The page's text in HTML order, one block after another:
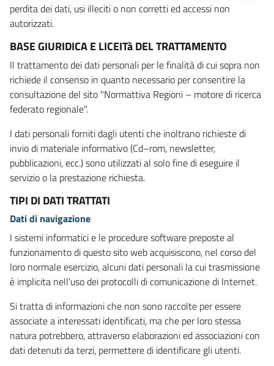
perdita dei dati, usi illeciti o non corretti ed accessi non
autorizzati.
BASE GIURIDICA E LICEITà DEL TRATTAMENTO
Il trattamento dei dati personali per le finalità di cui sopra non
richiede il consenso in quanto necessario per consentire la
consultazione del sito "Normattiva Regioni – motore di ricerca
federato regionale".
I dati personali forniti dagli utenti che inoltrano richieste di
invio di materiale informativo (Cd–rom, newsletter,
pubblicazioni, ecc.) sono utilizzati al solo fine di eseguire il
servizio o la prestazione richiesta.
TIPI DI DATI TRATTATI
Dati di navigazione
I sistemi informatici e le procedure software preposte al
funzionamento di questo sito web acquisiscono, nel corso del
loro normale esercizio, alcuni dati personali la cui trasmissione
è implicita nell’uso dei protocolli di comunicazione di Internet.
Si tratta di informazioni che non sono raccolte per essere
associate a interessati identificati, ma che per loro stessa
natura potrebbero, attraverso elaborazioni ed associazioni con
dati detenuti da terzi, permettere di identificare gli utenti.